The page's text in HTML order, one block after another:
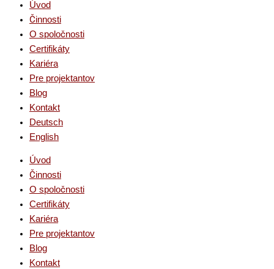
Úvod
Činnosti
O spoločnosti
Certifikáty
Kariéra
Pre projektantov
Blog
Kontakt
Deutsch
English
Úvod
Činnosti
O spoločnosti
Certifikáty
Kariéra
Pre projektantov
Blog
Kontakt